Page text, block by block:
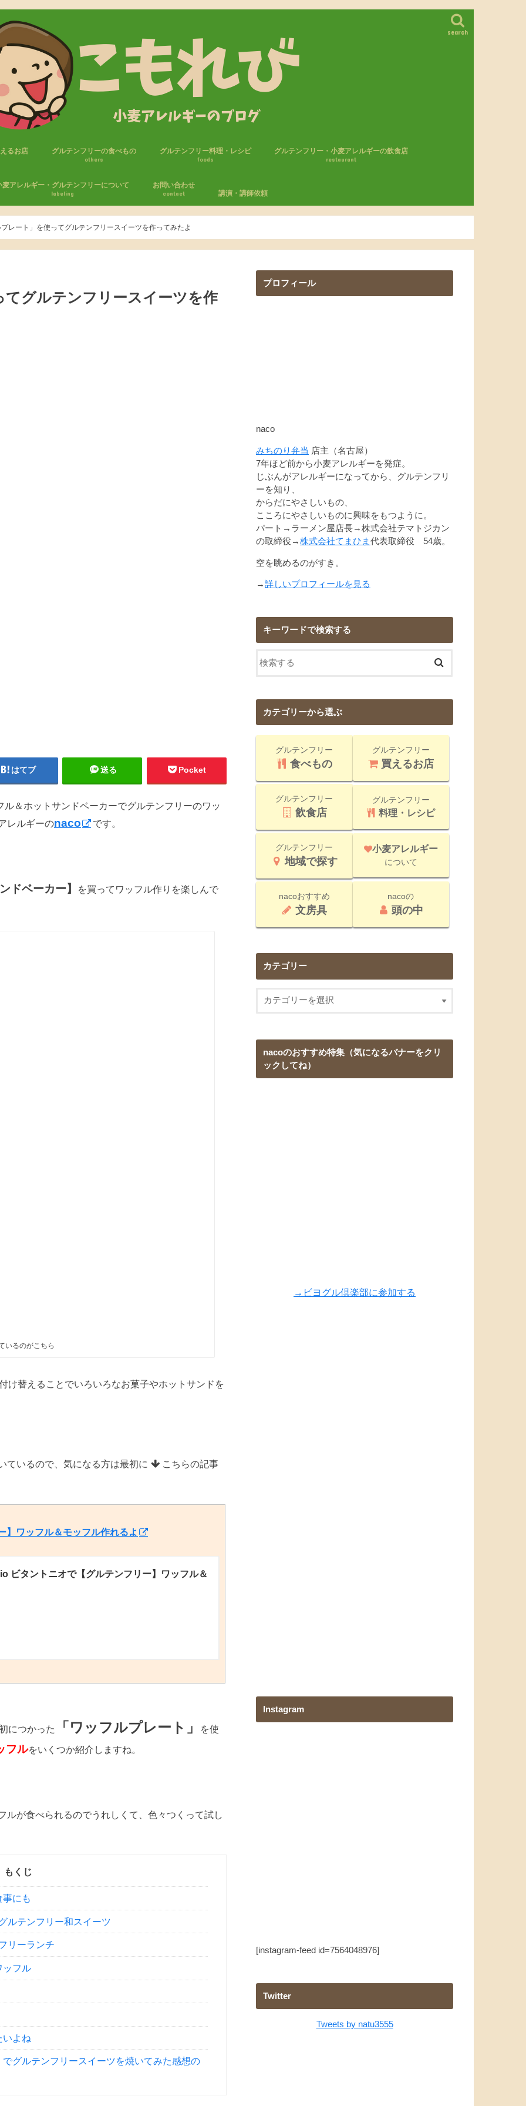
search
るお店
リー商品 セブンイレブン
ファミリーマート
ローソン
ローソンストア100
グルテンフリーの食べもの
others
グルテンフリー料理・レシピ
foods
おやつ
パン
米粉・ライスジュレ
調味料
麺
グルテンフリー・小麦アレルギーの飲食店
restaurant
麦アレルギー・グルテンフリーについて
labeling
しの小麦アレルギー体験 エピペン
気をつけること
アレルギーの生活
お問い合わせ
contact 講演・講師依頼
プレート」を使ってグルテンフリースイーツを作ってみたよ
てグルテンフリースイーツを作
はてブ 送る Pocket
＆ホットサンドベーカーでグルテンフリーのワッ
レルギーのnaco です。
ドベーカー】
を買ってワッフル作りを楽しんで
いるのがこちら
け替えることでいろいろなお菓子やホットサンドを
ているので、気になる方は最初に
こちらの記事
ワッフル＆モッフル作れるよ
ビタントニオで【グルテンフリー】ワッフル＆
につかった 「ワッフルプレート」
を使
フルをいくつか紹介しますね。
ルが食べられるのでうれしくて、色々つくって試し
もくじ
にも
ルテンフリー和スイーツ
リーランチ
ッフル
いよね
グルテンフリースイーツを焼いてみた感想の
プロフィール
naco
みちのり弁当 店主（名古屋）
7年ほど前から小麦アレルギーを発症。
じぶんがアレルギーになってから、グルテンフリ
ーを知り、
からだにやさしいもの、
こころにやさしいものに興味をもつように。
パート→ラーメン屋店長→株式会社テマトジカン
の取締役→株式会社てまひま代表取締役 54歳。
空を眺めるのがすき。
→詳しいプロフィールを見る
キーワードで検索する
カテゴリーから選ぶ
グルテンフリー
食べもの
グルテンフリー
買えるお店
グルテンフリー
飲食店
グルテンフリー
料理・レシピ
グルテンフリー
地域で探す
小麦アレルギー
について
nacoおすすめ
文房具
nacoの
頭の中
カテゴリー
nacoのおすすめ特集（気になるバナーをクリ
ックしてね）
→ビヨグル倶楽部に参加する
Instagram
[instagram-feed id=7564048976]
Twitter
Tweets by natu3555